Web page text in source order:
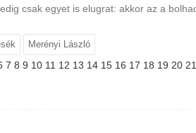
csak egyet is elugrat: akkor az a
Merényi László
7 8 9 10 11 12 13 14 15 16 17 18 19 20 21